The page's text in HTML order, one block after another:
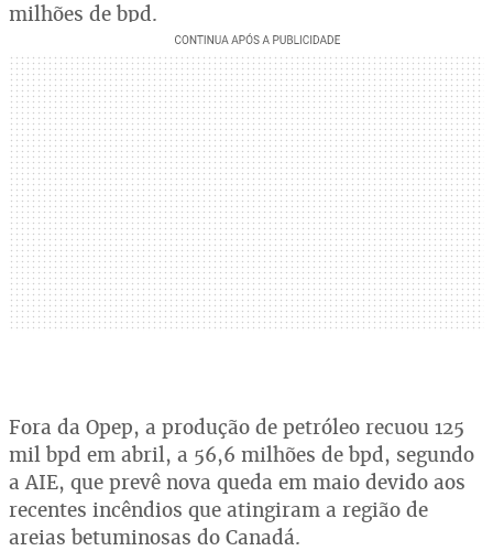
milhões de bpd.
Fora da Opep, a produção de petróleo recuou 125
mil bpd em abril, a 56,6 milhões de bpd, segundo
a AIE, que prevê nova queda em maio devido aos
recentes incêndios que atingiram a região de
areias betuminosas do Canadá.